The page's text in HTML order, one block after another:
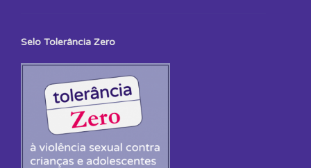
Selo Tolerância Zero